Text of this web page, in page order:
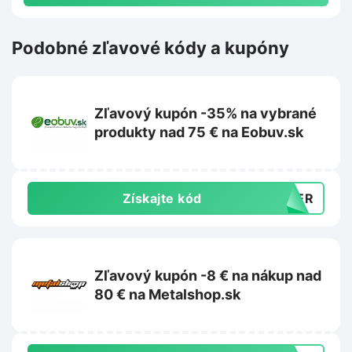
Podobné zľavové kódy a kupóny
Zľavový kupón -35% na vybrané
produkty nad 75 € na Eobuv.sk
Získajte kód MMER
Zľavový kupón -8 € na nákup nad
80 € na Metalshop.sk